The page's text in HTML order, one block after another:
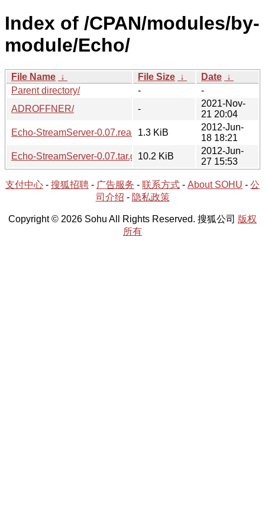
Index of /CPAN/modules/by-
module/Echo/
File Name ↓ File Size ↓ Date ↓
Parent directory/
-
-
ADROFFNER/
-
2021-Nov-
21 20:04
Echo-StreamServer-0.07.readme1.3 KiB
2012-Jun-
18 18:21
Echo-StreamServer-0.07.tar.gz10.2 KiB
2012-Jun-
27 15:53
支付中心 - 搜狐招聘 - 广告服务 - 联系方式 - About SOHU - 公
司介绍 - 隐私政策
Copyright © 2026 Sohu All Rights Reserved. 搜狐公司 版权
所有